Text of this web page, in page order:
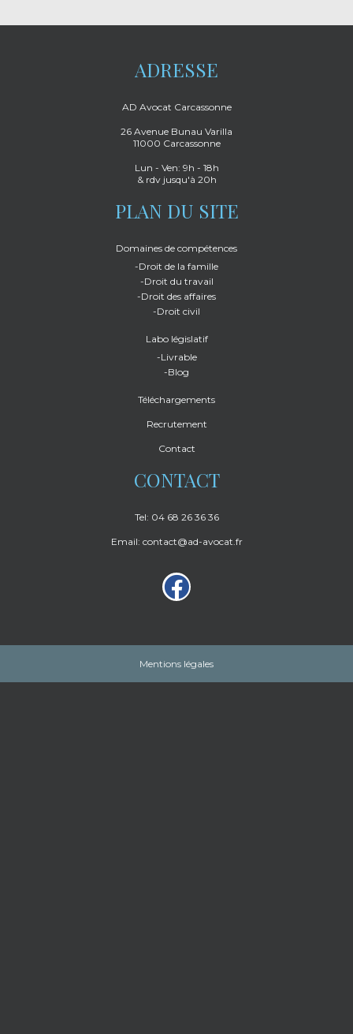
ADRESSE
AD Avocat Carcassonne
26 Avenue Bunau Varilla
11000 Carcassonne
Lun - Ven: 9h - 18h
& rdv jusqu'à 20h
PLAN DU SITE
Domaines de compétences
-Droit de la famille
-Droit du travail
-Droit des affaires
-Droit civil
Labo législatif
-Livrable
-Blog
Téléchargements
Recrutement
Contact
CONTACT
Tel: 04 68 26 36 36
Email: contact@ad-avocat.fr
Mentions légales